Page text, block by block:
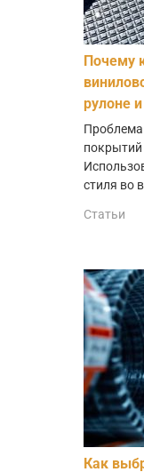
Почему
рулоне
покрытий
стиля во
Статьи
Как